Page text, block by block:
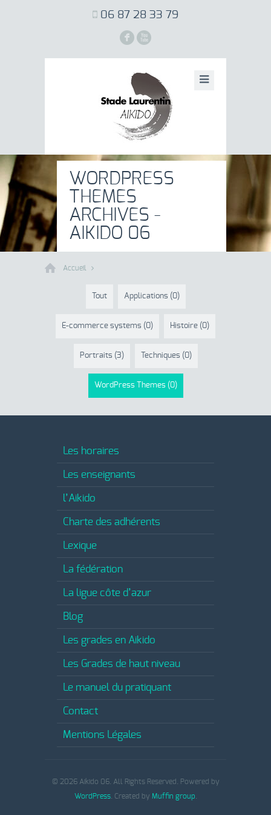
F X
06 87 28 33 79
WORDPRESS
THEMES
ARCHIVES -
AIKIDO 06
Accueil
Tout Applications (0)
E-commerce systems (0) Histoire (0)
Portraits (3) Techniques (0)
WordPress Themes (0)
Les horaires
Les enseignants
l’Aikido
Charte des adhérents
Lexique
La fédération
La ligue côte d’azur
Blog
Les grades en Aikido
Les Grades de haut niveau
Le manuel du pratiquant
Contact
Mentions Légales
© 2026 Aikido 06. All Rights Reserved. Powered by
WordPress. Created by Muffin group